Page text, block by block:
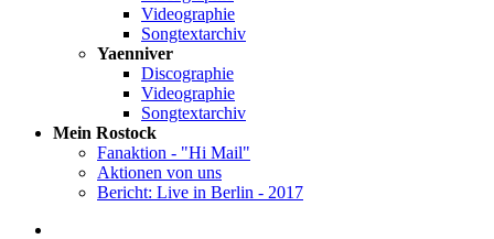
Videographie
Songtextarchiv
Yaenniver
Discographie
Videographie
Songtextarchiv
Mein Rostock
Fanaktion - "Hi Mail"
Aktionen von uns
Bericht: Live in Berlin - 2017